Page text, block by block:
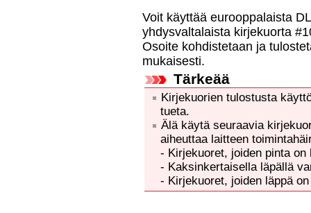
Voit käyttää eurooppalaista
yhdysvaltalaista kirjekuorta
Osoite kohdistetaan ja
mukaisesti.
Tärkeää
Kirjekuorien tulostusta
tueta.
Älä käytä seuraavia
aiheuttaa laitteen
- Kirjekuoret, joiden pinta
- Kaksinkertaisella läpällä
- Kirjekuoret, joiden läppä